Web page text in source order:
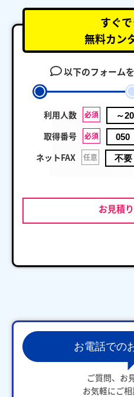
すぐで
無料カン
以下のフォーム
利用人数 必須
取得番号 必須
ネットFAX 任意
お見積
お電話での
ご質問、お
お気軽にご相